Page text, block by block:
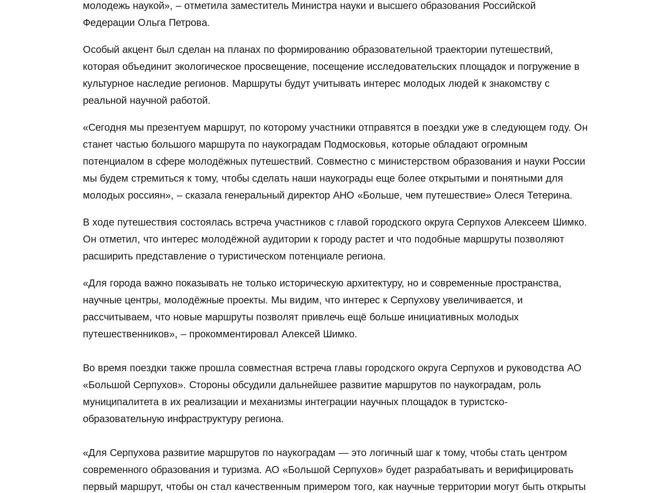
молодежь наукой», – отметила заместитель Министра науки и высшего образования Российской
Федерации Ольга Петрова.
Особый акцент был сделан на планах по формированию образовательной траектории путешествий,
которая объединит экологическое просвещение, посещение исследовательских площадок и погружение в
культурное наследие регионов. Маршруты будут учитывать интерес молодых людей к знакомству с
реальной научной работой.
«Сегодня мы презентуем маршрут, по которому участники отправятся в поездки уже в следующем году. Он
станет частью большого маршрута по наукоградам Подмосковья, которые обладают огромным
потенциалом в сфере молодёжных путешествий. Совместно с министерством образования и науки России
мы будем стремиться к тому, чтобы сделать наши наукограды еще более открытыми и понятными для
молодых россиян», – сказала генеральный директор АНО «Больше, чем путешествие» Олеся Тетерина.
В ходе путешествия состоялась встреча участников с главой городского округа Серпухов Алексеем Шимко.
Он отметил, что интерес молодёжной аудитории к городу растет и что подобные маршруты позволяют
расширить представление о туристическом потенциале региона.
«Для города важно показывать не только историческую архитектуру, но и современные пространства,
научные центры, молодёжные проекты. Мы видим, что интерес к Серпухову увеличивается, и
рассчитываем, что новые маршруты позволят привлечь ещё больше инициативных молодых
путешественников», – прокомментировал Алексей Шимко.
Во время поездки также прошла совместная встреча главы городского округа Серпухов и руководства АО
«Большой Серпухов». Стороны обсудили дальнейшее развитие маршрутов по наукоградам, роль
муниципалитета в их реализации и механизмы интеграции научных площадок в туристско-
образовательную инфраструктуру региона.
«Для Серпухова развитие маршрутов по наукоградам — это логичный шаг к тому, чтобы стать центром
современного образования и туризма. АО «Большой Серпухов» будет разрабатывать и верифицировать
первый маршрут, чтобы он стал качественным примером того, как научные территории могут быть открыты